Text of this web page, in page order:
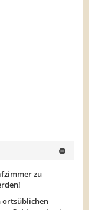
zu
ortsüblichen